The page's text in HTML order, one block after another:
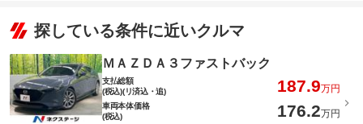
探している条件に近いクルマ
ＭＡＺＤＡ３ファストバック
支払総額
(税込)(リ済込・追)
187.9万円
車両本体価格
(税込)
176.2万円